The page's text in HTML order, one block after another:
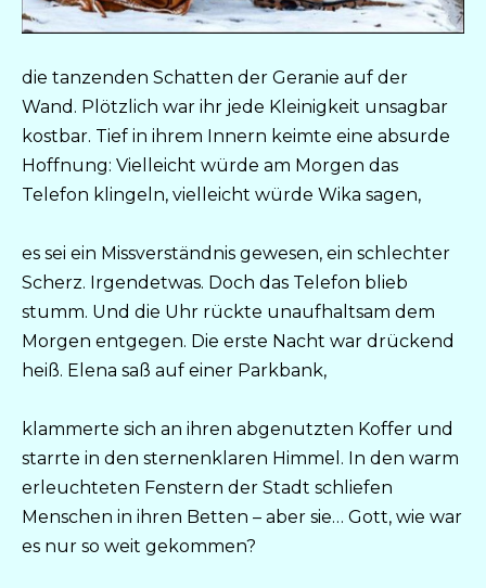
die tanzenden Schatten der Geranie auf der
Wand. Plötzlich war ihr jede Kleinigkeit unsagbar
kostbar. Tief in ihrem Innern keimte eine absurde
Hoffnung: Vielleicht würde am Morgen das
Telefon klingeln, vielleicht würde Wika sagen,
es sei ein Missverständnis gewesen, ein schlechter
Scherz. Irgendetwas. Doch das Telefon blieb
stumm. Und die Uhr rückte unaufhaltsam dem
Morgen entgegen. Die erste Nacht war drückend
heiß. Elena saß auf einer Parkbank,
klammerte sich an ihren abgenutzten Koffer und
starrte in den sternenklaren Himmel. In den warm
erleuchteten Fenstern der Stadt schliefen
Menschen in ihren Betten – aber sie… Gott, wie war
es nur so weit gekommen?